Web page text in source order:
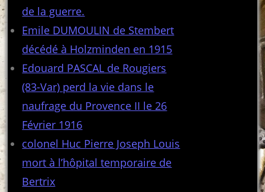
de la guerre.
Emile DUMOULIN de Stembert
décédé à Holzminden en 1915
Edouard PASCAL de Rougiers
(83-Var) perd la vie dans le
naufrage du Provence II le 26
Février 1916
colonel Huc Pierre Joseph Louis
mort à l’hôpital temporaire de
Bertrix